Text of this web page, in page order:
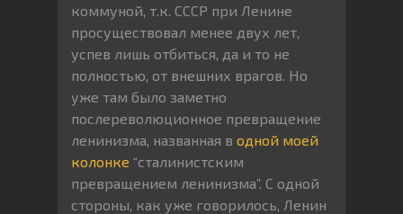
коммуной, т.к. СССР при Ленине
просуществовал менее двух лет,
успев лишь отбиться, да и то не
полностью, от внешних врагов. Но
уже там было заметно
послереволюционное превращение
ленинизма, названная в одной моей
колонке “сталинистским
превращением ленинизма”. С одной
стороны, как уже говорилось, Ленин